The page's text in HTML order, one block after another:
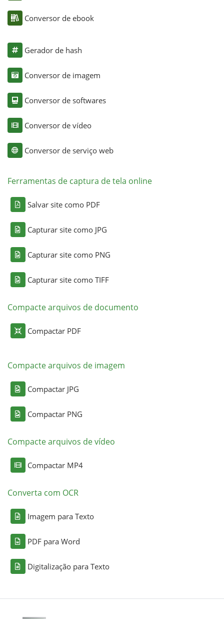
Conversor de ebook
Gerador de hash
Conversor de imagem
Conversor de softwares
Conversor de vídeo
Conversor de serviço web
Ferramentas de captura de tela online
Salvar site como PDF
Capturar site como JPG
Capturar site como PNG
Capturar site como TIFF
Compacte arquivos de documento
Compactar PDF
Compacte arquivos de imagem
Compactar JPG
Compactar PNG
Compacte arquivos de vídeo
Compactar MP4
Converta com OCR
Imagem para Texto
PDF para Word
Digitalização para Texto